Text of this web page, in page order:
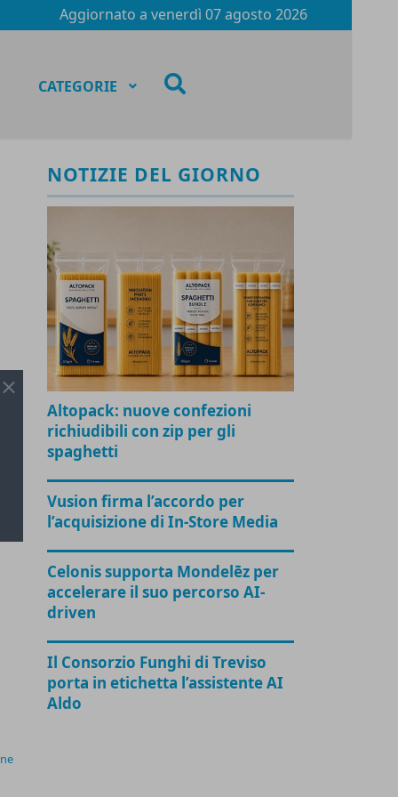
Aggiornato a venerdì 07 agosto 2026
CATEGORIE
NOTIZIE DEL GIORNO
Altopack: nuove confezioni
richiudibili con zip per gli
spaghetti
Vusion firma l’accordo per
l’acquisizione di In-Store Media
Celonis supporta Mondelēz per
accelerare il suo percorso AI-
driven
Il Consorzio Funghi di Treviso
porta in etichetta l’assistente AI
Aldo